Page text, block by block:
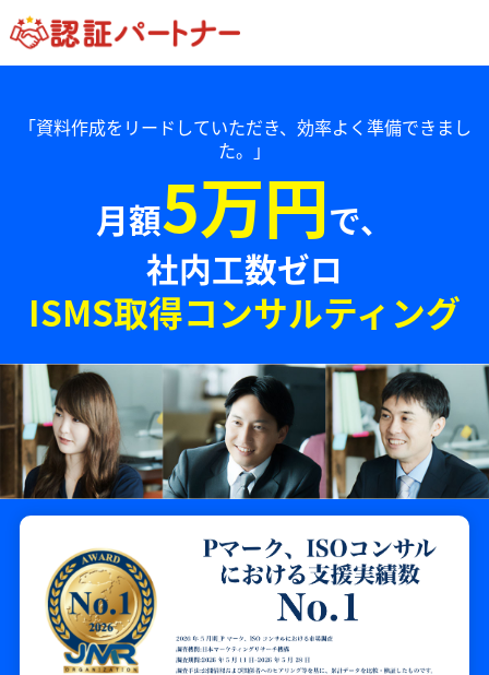
「資料作成をリードしていただき、効率よく準備できまし
た。」
月額5万円で、
社内工数ゼロ
ISMS取得コンサルティング